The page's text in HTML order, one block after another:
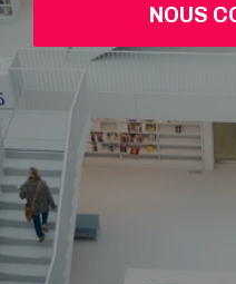
NOUS